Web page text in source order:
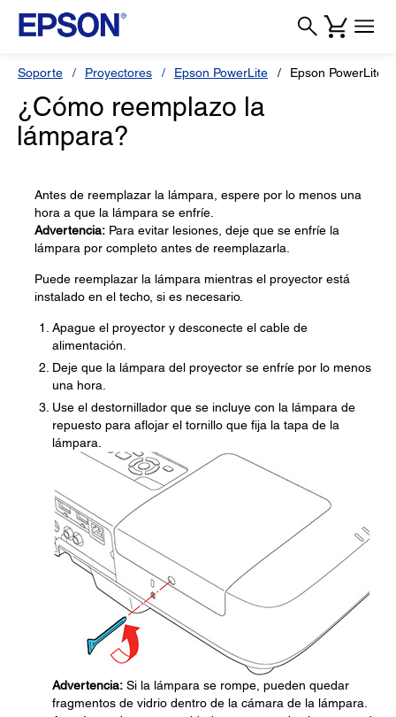
Soporte Proyectores Epson PowerLite Epson PowerLite
¿Cómo reemplazo la
lámpara?
Antes de reemplazar la lámpara, espere por lo menos una
hora a que la lámpara se enfríe.
Advertencia: Para evitar lesiones, deje que se enfríe la
lámpara por completo antes de reemplazarla.
Puede reemplazar la lámpara mientras el proyector está
instalado en el techo, si es necesario.
Apague el proyector y desconecte el cable de
alimentación.
Deje que la lámpara del proyector se enfríe por lo menos
una hora.
Use el destornillador que se incluye con la lámpara de
repuesto para aflojar el tornillo que fija la tapa de la
lámpara.
Advertencia: Si la lámpara se rompe, pueden quedar
fragmentos de vidrio dentro de la cámara de la lámpara.